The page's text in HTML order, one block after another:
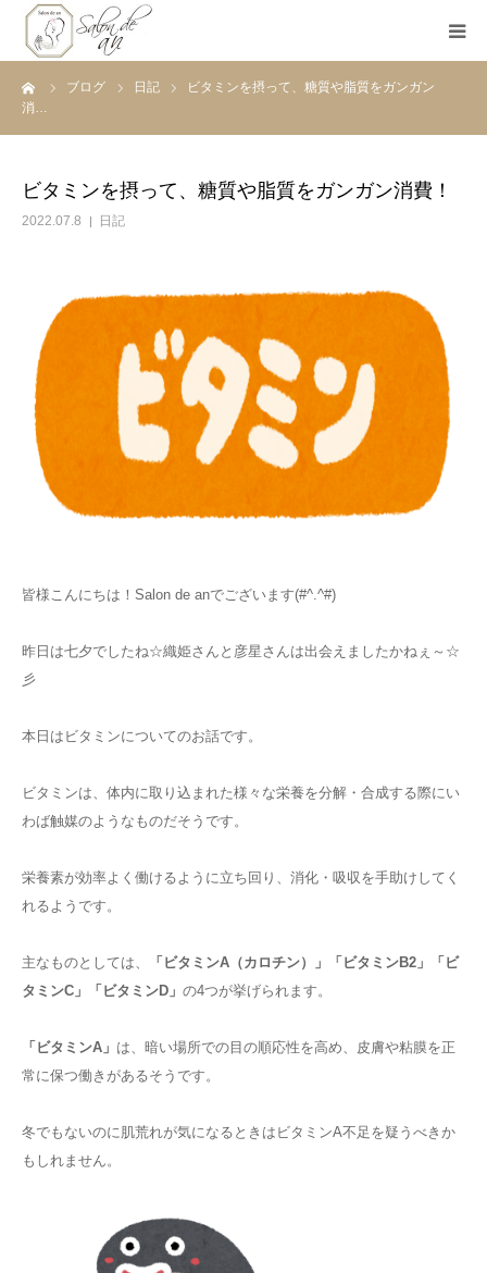
ブログ 日記
ビタミンを摂って、糖質や脂質をガンガン
消…
ビタミンを摂って、糖質や脂質をガンガン消費！
2022.07.8 日記
皆様こんにちは！Salon de anでございます(#^.^#)
昨日は七夕でしたね☆織姫さんと彦星さんは出会えましたかねぇ～☆
彡
本日はビタミンについてのお話です。
ビタミンは、体内に取り込まれた様々な栄養を分解・合成する際にい
わば触媒のようなものだそうです。
栄養素が効率よく働けるように立ち回り、消化・吸収を手助けしてく
れるようです。
主なものとしては、
「ビタミンA（カロチン）」「ビタミンB2」「ビ
タミンC」「ビタミンD」 の4つが挙げられます。
「ビタミンA」 は、暗い場所での目の順応性を高め、皮膚や粘膜を正
常に保つ働きがあるそうです。
冬でもないのに肌荒れが気になるときはビタミンA不足を疑うべきか
もしれません。
ホーム
メニュー
Before＆After
アクセス